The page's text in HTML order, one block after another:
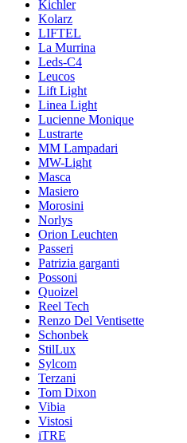
Kichler
Kolarz
LIFTEL
La Murrina
Leds-C4
Leucos
Lift Light
Linea Light
Lucienne Monique
Lustrarte
MM Lampadari
MW-Light
Masca
Masiero
Morosini
Norlys
Orion Leuchten
Passeri
Patrizia garganti
Possoni
Quoizel
Reel Tech
Renzo Del Ventisette
Schonbek
StilLux
Sylcom
Terzani
Tom Dixon
Vibia
Vistosi
iTRE